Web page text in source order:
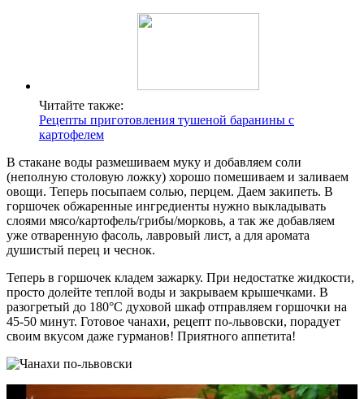
Читайте также:
Рецепты приготовления тушеной баранины с
картофелем
В стакане воды размешиваем муку и добавляем соли
(неполную столовую ложку) хорошо помешиваем и заливаем
овощи. Теперь посыпаем солью, перцем. Даем закипеть. В
горшочек обжаренные ингредиенты нужно выкладывать
слоями мясо/картофель/грибы/морковь, а так же добавляем
уже отваренную фасоль, лавровый лист, а для аромата
душистый перец и чеснок.
Теперь в горшочек кладем зажарку. При недостатке жидкости,
просто долейте теплой воды и закрываем крышечками. В
разогретый до 180°С духовой шкаф отправляем горшочки на
45-50 минут. Готовое чанахи, рецепт по-львовски, порадует
своим вкусом даже гурманов! Приятного аппетита!